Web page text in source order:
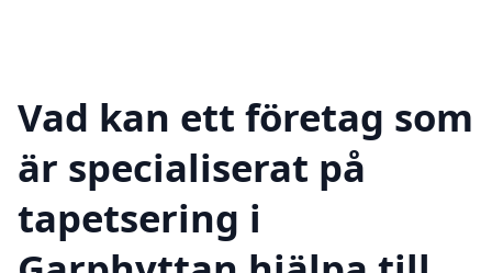
Vad kan ett företag som
är specialiserat på
tapetsering i